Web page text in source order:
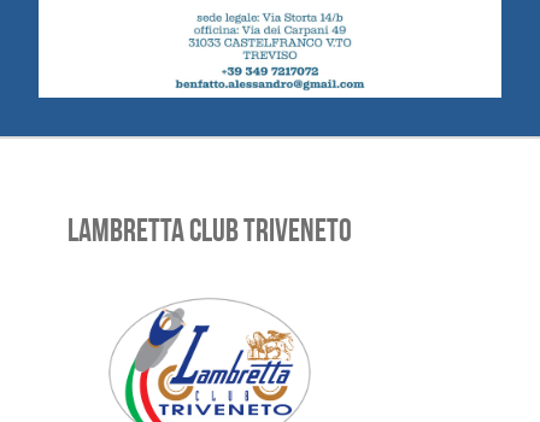
LAMBRETTA CLUB TRIVENETO